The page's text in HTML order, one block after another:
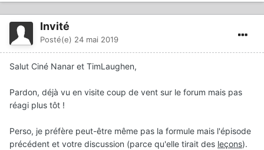
Invité
Posté(e) 24 mai 2019
Salut Ciné Nanar et TimLaughen,
Pardon, déjà vu en visite coup de vent sur le forum mais pas
réagi plus tôt !
Perso, je préfère peut-être même pas la formule mais l'épisode
précédent et votre discussion (parce qu'elle tirait des leçons).